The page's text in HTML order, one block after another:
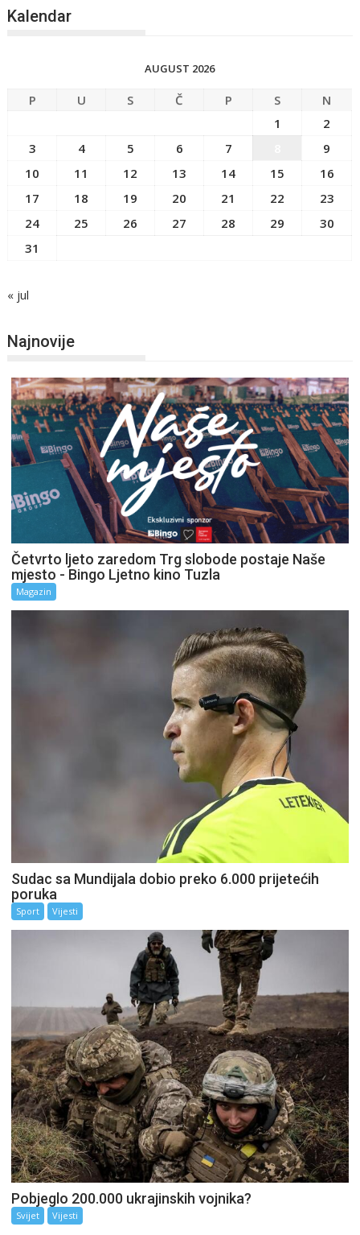
Kalendar
AUGUST 2026
P U S Č P S
N
1
2
3
4 5 6 7
9
10
11 12 13 14 15
16
17
18 19 20 21 22
23
24
25 26 27 28 29
30
31
« jul
Najnovije
Četvrto ljeto zaredom Trg slobode postaje Naše
mjesto - Bingo Ljetno kino Tuzla
Magazin
Sudac sa Mundijala dobio preko 6.000 prijetećih
poruka
Sport Vijesti
Pobjeglo 200.000 ukrajinskih vojnika?
Svijet Vijesti